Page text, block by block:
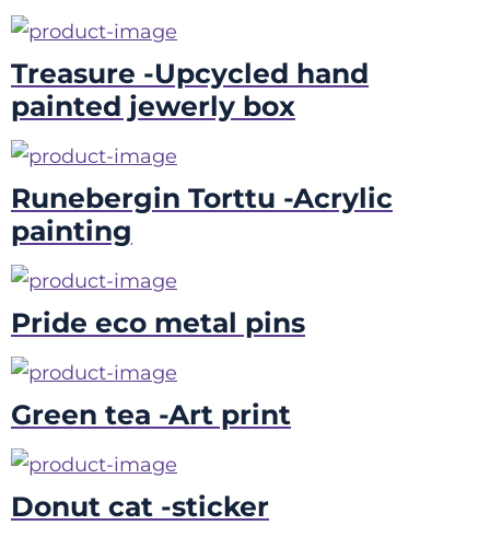
Treasure -Upcycled hand
painted jewerly box
Runebergin Torttu -Acrylic
painting
Pride eco metal pins
Green tea -Art print
Donut cat -sticker